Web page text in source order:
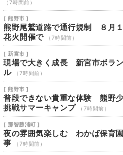
（7時間前）
[ 熊野市 ]
熊野尾鷲道路で通行規制 ８月
花火開催で
（7時間前）
[ 新宮市 ]
現場で大きく成長 新宮市ボラ
ル
（7時間前）
[ 熊野市 ]
普段できない貴重な体験 熊野
挑戦サマーキャンプ
（7時間前）
[ 那智勝浦町 ]
夜の雰囲気楽しむ わかば保育
事
（7時間前）